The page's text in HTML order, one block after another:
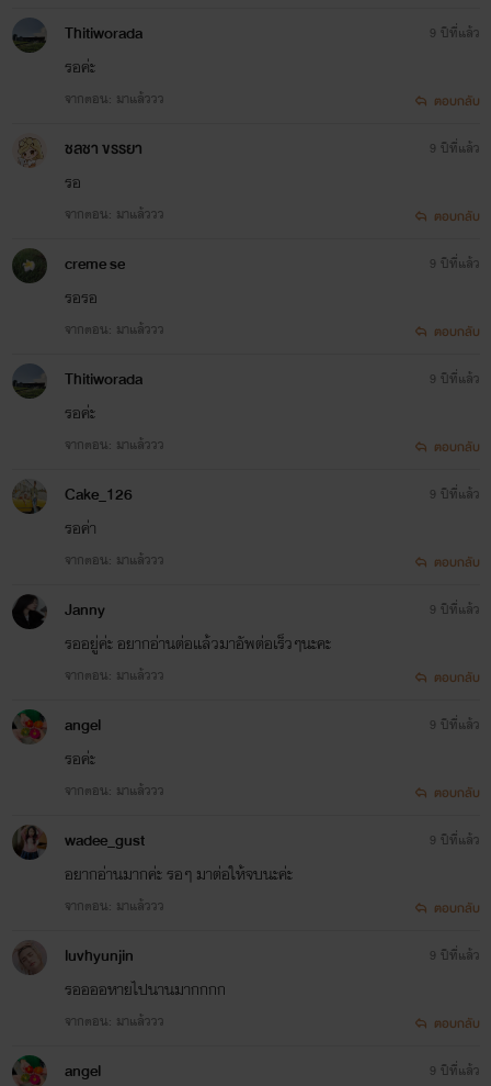
Thitiworada
รอค่ะ
จากตอน: มาแล้ววว
9 ปีที่แล้ว
ตอบกลับ
ชลชา ขรรยา
รอ
จากตอน: มาแล้ววว
9 ปีที่แล้ว
ตอบกลับ
creme se
รอรอ
จากตอน: มาแล้ววว
9 ปีที่แล้ว
ตอบกลับ
Thitiworada
รอค่ะ
จากตอน: มาแล้ววว
9 ปีที่แล้ว
ตอบกลับ
Cake_126
รอค่า
จากตอน: มาแล้ววว
9 ปีที่แล้ว
ตอบกลับ
Janny
รออยู่ค่ะ อยากอ่านต่อแล้วมาอัพต่อเร็วๆนะคะ
จากตอน: มาแล้ววว
9 ปีที่แล้ว
ตอบกลับ
angel
รอค่ะ
จากตอน: มาแล้ววว
9 ปีที่แล้ว
ตอบกลับ
wadee_gust
อยากอ่านมากค่ะ รอๆ มาต่อให้จบนะค่ะ
จากตอน: มาแล้ววว
9 ปีที่แล้ว
ตอบกลับ
luvhyunjin
รออออหายไปนานมากกกก
จากตอน: มาแล้ววว
9 ปีที่แล้ว
ตอบกลับ
angel 9 ปีที่แล้ว